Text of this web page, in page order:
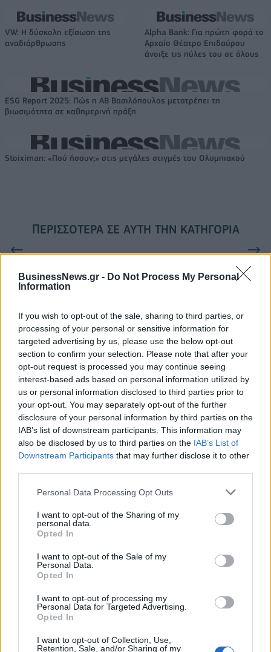
BusinessNews.gr - Do Not Process My Personal
Information
If you wish to opt-out of the sale, sharing to third parties, or
processing of your personal or sensitive information for
targeted advertising by us, please use the below opt-out
section to confirm your selection. Please note that after your
opt-out request is processed you may continue seeing
interest-based ads based on personal information utilized by
us or personal information disclosed to third parties prior to
your opt-out. You may separately opt-out of the further
disclosure of your personal information by third parties on the
IAB’s list of downstream participants. This information may
also be disclosed by us to third parties on the IAB’s List of
Downstream Participants that may further disclose it to other
Personal Data Processing Opt Outs
I want to opt-out of the Sharing of my
personal data.
Opted In
I want to opt-out of the Sale of my
Personal Data.
Opted In
I want to opt-out of processing my
Personal Data for Targeted Advertising.
Opted In
I want to opt-out of Collection, Use,
Retention, Sale, and/or Sharing of my
VW: Η δύσκολη εξίσωση της
αναδιάρθρωσης
Alpha Bank: Για πρώτη φορά το
Αρχαίο Θέατρο Επιδαύρου
άνοιξε τις πύλες του σε όλους
ESG Report 2025: Πώς η ΑΒ Βασιλόπουλος μετατρέπει τη
βιωσιμότητα σε καθημερινή πράξη
Stoiximan: «Πού ήσουν;» στις μεγάλες στιγμές του Ολυμπιακού
ΠΕΡΙΣΣΌΤΕΡΑ ΣΕ ΑΥΤΉ ΤΗΝ ΚΑΤΗΓΟΡΊΑ
Πρόγραμμα "SME Pre-
listing Support" για την
υποστήριξη των ΜμΕ στην
Ελλάδα
28/05/2019 - 03:00
Οι εργαζόμενοι της
INTERAMERICAN στο
Αστεροσκοπείο Αθηνών
28/05/2019 - 03:00
ΡΟΗ ΕΙΔΗΣΕΩΝ
Χρηματιστήριο: Πτώση κατά 0,18%, στα 315,71
εκατ. ευρώ ο τζίρος